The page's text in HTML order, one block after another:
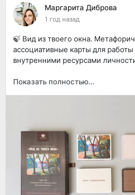
Маргарита Диброва
1 год назад
🍃 Вид из твоего окна.
ассоциативные карты для
внутренними ресурсами
Проективный инструмент работы
художником, арт-терапевтом
Ярославовой и 43 карты-
вербальной достройки метафоры.
Пейзажная тематика является
большого количества
Показать полностью…